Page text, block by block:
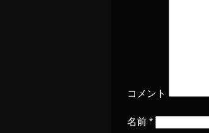
コメント
名前 *